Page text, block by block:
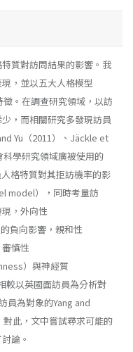
質對訪問結果的影響。我
，並以五大人格模型
。在調查研究領域，以訪
，而相關研究多發現訪員
Yu（2011）、Jäckle et
學研究領域廣被使用的
格特質對其拒訪機率的影
model），同時考量訪
，外向性
負向影響，親和性
慎性
）與神經質
較以英國面訪員為分析對
員為對象的Yang and
此，文中嘗試尋求可能的
論。